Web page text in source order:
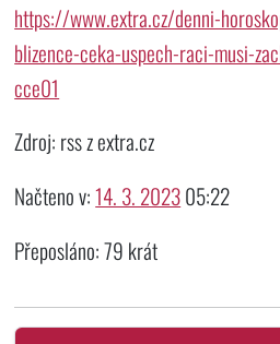
https://www.extra.cz/denni-
blizence-ceka-uspech-raci-musi-
cce01
Zdroj: rss z extra.cz
Načteno v:14. 3. 202305:22
Přeposláno: 79 krát